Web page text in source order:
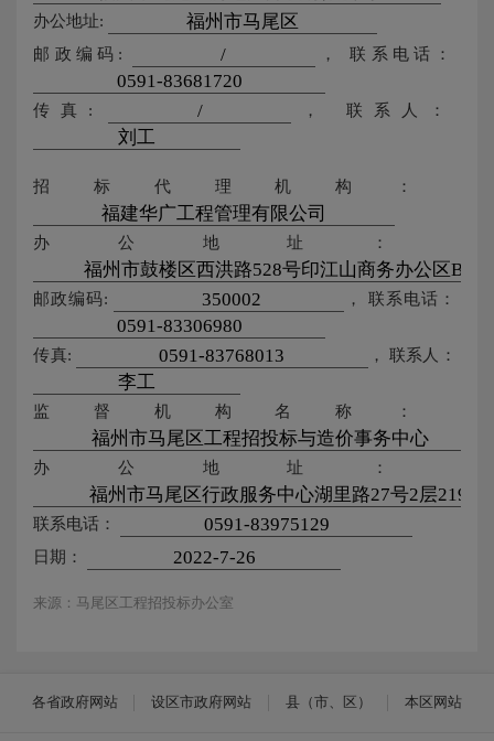
办公地址:
邮政编码:
，联系电话：
传真: ， 联系人：
招标代理机构：
办公地址：
邮政编码: ， 联系电话：
传真: ，联系人：
监督机构名称：
办公地址：
联系电话：
日期：
来源：马尾区工程招投标办公室
各省政府网站 设区市政府网站 县（市、区） 本区网站